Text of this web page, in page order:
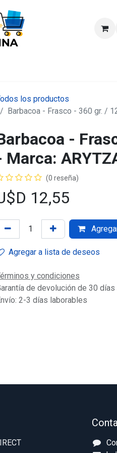
los productos
Barbacoa - Frasco - 360 gr. /
-
Marca:
(0 reseña)
12,55
Agregar a lista de deseos
y condiciones
de devolución de 30 días
2-3 días laborables